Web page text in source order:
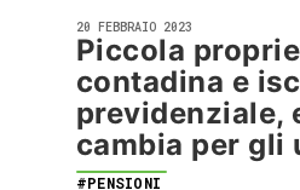
20 FEBBRAIO 2023
Piccola
contadina e
previdenziale,
cambia per gli
#PENSIONI